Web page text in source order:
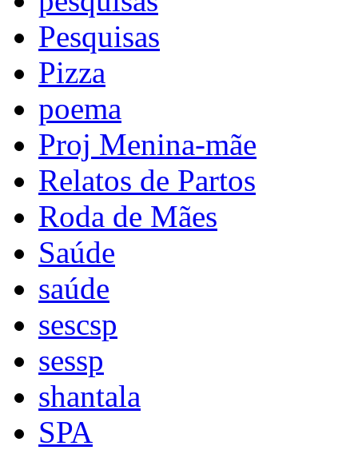
Pesquisas
Pizza
poema
Proj Menina-mãe
Relatos de Partos
Roda de Mães
Saúde
saúde
sescsp
sessp
shantala
SPA